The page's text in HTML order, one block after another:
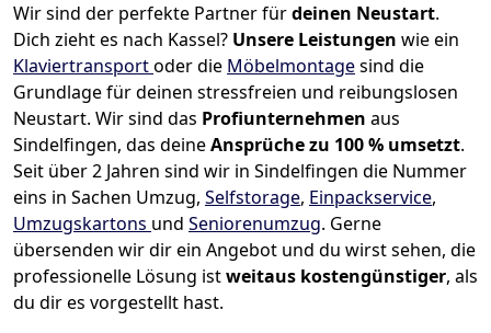
Wir sind der perfekte Partner fürdeinen Neustart.
Dich zieht es nach Kassel? Unsere Leistungen wie ein
Klaviertransportoder die Möbelmontagesind die
Grundlage für deinen stressfreien und reibungslosen
Neustart. Wir sind das Profiunternehmen aus
Sindelfingen, das deineAnsprüche zu 100 % umsetzt.
Seit über 2 Jahren sind wir in Sindelfingen die Nummer
eins in Sachen Umzug, Selfstorage, Einpackservice,
Umzugskartons und Seniorenumzug. Gerne
übersenden wir dir ein Angebot und du wirst sehen, die
professionelle Lösung istweitaus kostengünstiger, als
du dir es vorgestellt hast.